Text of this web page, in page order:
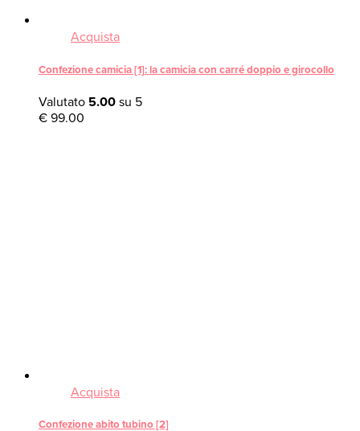
Acquista
Confezione camicia [1]: la camicia con carré doppio e girocollo
Valutato 5.00 su 5
€ 99.00
Acquista
Confezione abito tubino [2]